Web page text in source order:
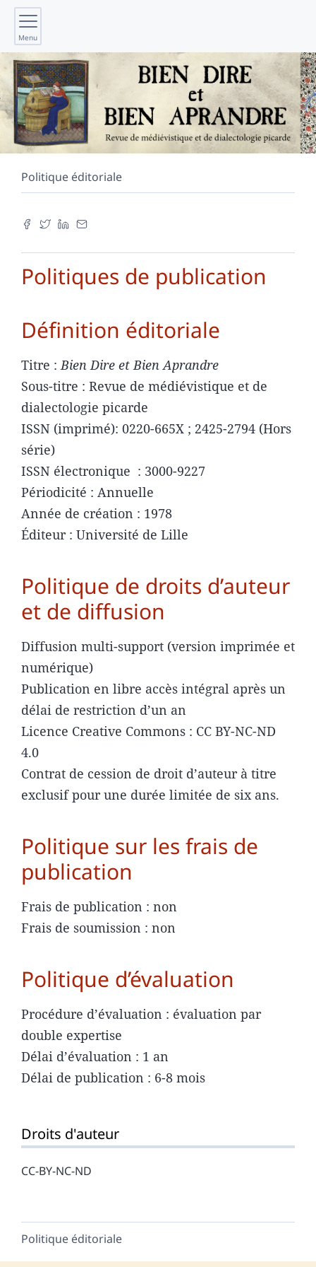
Menu
Politique éditoriale
Politiques de publication
Définition éditoriale
Titre :Bien Dire et Bien Aprandre
Sous-titre : Revue de médiévistique et de
dialectologie picarde
ISSN (imprimé): 0220-665X ; 2425-2794 (Hors
série)
ISSN électronique : 3000-9227
Périodicité : Annuelle
Année de création : 1978
Éditeur : Université de Lille
Politique de droits d’auteur
et de diffusion
Diffusion multi-support (version imprimée et
numérique)
Publication en libre accès intégral après un
délai de restriction d’un an
Licence Creative Commons : CC BY-NC-ND
4.0
Contrat de cession de droit d’auteur à titre
exclusif pour une durée limitée de six ans.
Politique sur les frais de
publication
Frais de publication : non
Frais de soumission : non
Politique d’évaluation
Procédure d’évaluation : évaluation par
double expertise
Délai d’évaluation : 1 an
Délai de publication : 6-8 mois
Droits d'auteur
CC-BY-NC-ND
Politique éditoriale